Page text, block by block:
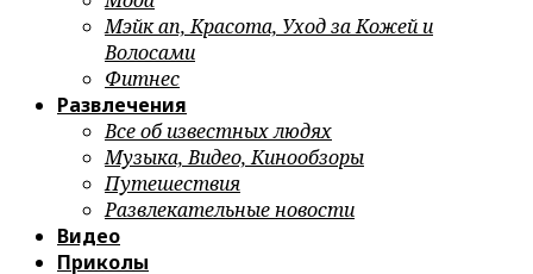
Мэйк ап, Красота, Уход за Кожей и
Волосами
Фитнес
Развлечения
Все об известных людях
Музыка, Видео, Кинообзоры
Путешествия
Развлекательные новости
Видео
Приколы